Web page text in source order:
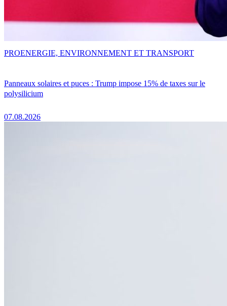
Panneaux solaires et puces : Trump impose 15% de taxes sur le
polysilicium
07.08.2026
PROENERGIE, ENVIRONNEMENT ET TRANSPORT